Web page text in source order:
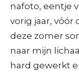
nafoto, eentje
vorig jaar, vóór
deze zomer
naar mijn
hard gewerkt